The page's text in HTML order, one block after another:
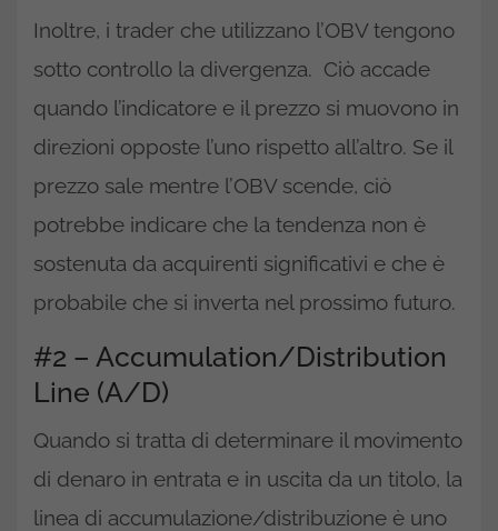
Inoltre, i trader che utilizzano l’OBV tengono
sotto controllo la divergenza. Ciò accade
quando l’indicatore e il prezzo si muovono in
direzioni opposte l’uno rispetto all’altro. Se il
prezzo sale mentre l’OBV scende, ciò
potrebbe indicare che la tendenza non è
sostenuta da acquirenti significativi e che è
probabile che si inverta nel prossimo futuro.
#2 – Accumulation/Distribution
Line (A/D)
Quando si tratta di determinare il movimento
di denaro in entrata e in uscita da un titolo, la
linea di accumulazione/distribuzione è uno